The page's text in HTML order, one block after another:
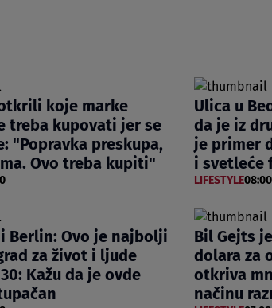
koje marke
treba kupovati jer se
"Popravka preskupa,
Ovo treba kupiti"
Ulica u
da je iz
je primer
i svetleće
LIFESTYLE08:00
Berlin: Ovo je najbolji
za život i ljude
Kažu da je ovde
Bil Gejts
dolara za
otkriva
načinu